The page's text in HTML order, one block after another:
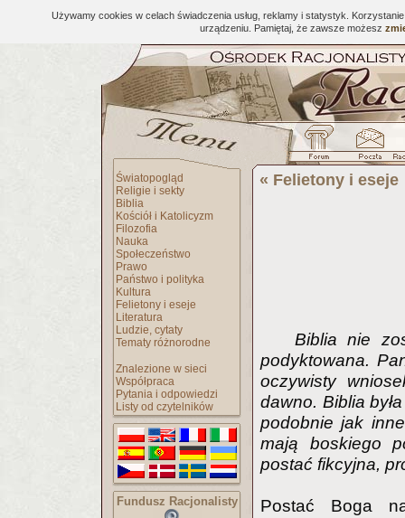
Używamy cookies w celach świadczenia usług, reklamy i statystyk.
urządzeniu. Pamiętaj, że zawsze możesz
Światopogląd
Religie i sekty
Biblia
Kościół i Katolicyzm
Filozofia
Nauka
Społeczeństwo
Prawo
Państwo i polityka
Kultura
Felietony i eseje
Literatura
Ludzie, cytaty
Tematy różnorodne
Znalezione w sieci
Współpraca
Pytania i odpowiedzi
Listy od czytelników
Fundusz Racjonalisty
« Felietony i eseje
Biblia nie
podyktowana.
oczywisty
dawno. Biblia
podobnie jak
mają boskiego
postać fikcyjna,
Postać Boga